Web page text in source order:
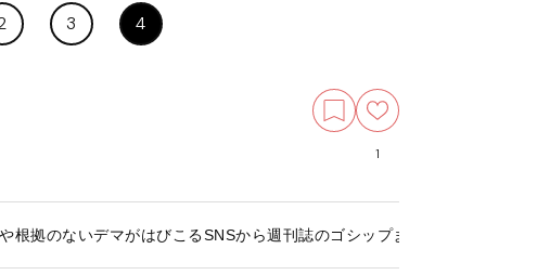
3 4
1
根拠のないデマがはびこるSNSから週刊誌のゴシップまで…人はなぜ“ウ